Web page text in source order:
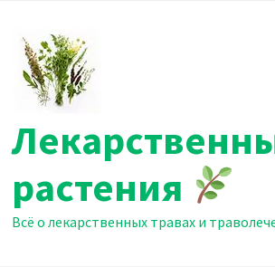
содержимому
растения
Всё о лекарственных травах и